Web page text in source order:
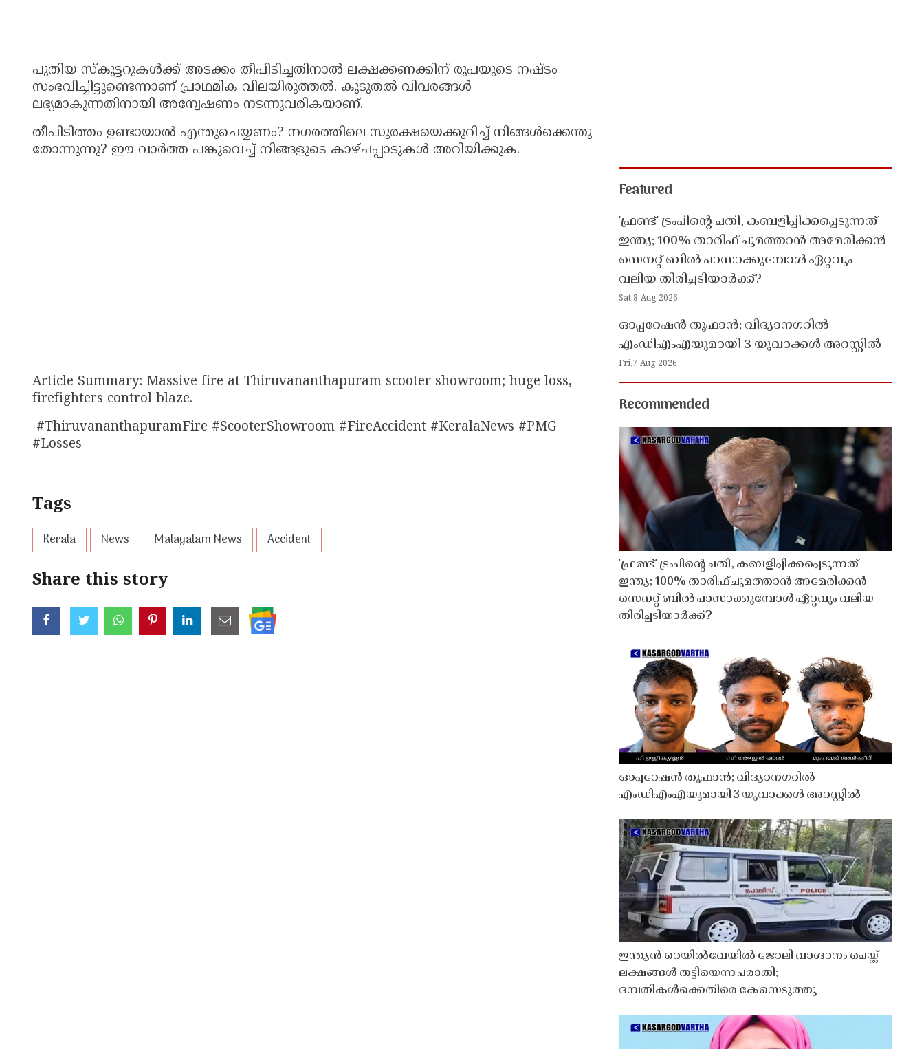
പുതിയ സ്കൂട്ടറുകൾക്ക് അടക്കം തീപിടിച്ചതിനാൽ ലക്ഷക്കണക്കിന് രൂപയുടെ നഷ്ടം
സംഭവിച്ചിട്ടുണ്ടെന്നാണ് പ്രാഥമിക വിലയിരുത്തൽ. കൂടുതൽ വിവരങ്ങൾ
ലഭ്യമാകുന്നതിനായി അന്വേഷണം നടന്നുവരികയാണ്.
തീപിടിത്തം ഉണ്ടായാൽ എന്തുചെയ്യണം? നഗരത്തിലെ സുരക്ഷയെക്കുറിച്ച് നിങ്ങൾക്കെന്തു
തോന്നുന്നു? ഈ വാർത്ത പങ്കുവെച്ച് നിങ്ങളുടെ കാഴ്ചപ്പാടുകൾ അറിയിക്കുക.
Article Summary: Massive fire at Thiruvananthapuram scooter showroom; huge loss,
firefighters control blaze.
#ThiruvananthapuramFire #ScooterShowroom #FireAccident #KeralaNews #PMG
#Losses
Tags
Kerala News Malayalam News Accident
Share this story
Featured
'ഫ്രണ്ട്' ട്രംപിന്റെ ചതി, കബളിപ്പിക്കപ്പെടുന്നത്
ഇന്ത്യ; 100% താരിഫ് ചുമത്താൻ അമേരിക്കൻ
സെനറ്റ് ബിൽ പാസാക്കുമ്പോൾ ഏറ്റവും
വലിയ തിരിച്ചടിയാർക്ക്?
Sat,8 Aug 2026
ഓപ്പറേഷൻ തൂഫാൻ; വിദ്യാനഗറിൽ
എംഡിഎംഎയുമായി 3 യുവാക്കൾ അറസ്റ്റിൽ
Fri,7 Aug 2026
Recommended
'ഫ്രണ്ട്' ട്രംപിന്റെ ചതി, കബളിപ്പിക്കപ്പെടുന്നത്
ഇന്ത്യ; 100% താരിഫ് ചുമത്താൻ അമേരിക്കൻ
സെനറ്റ് ബിൽ പാസാക്കുമ്പോൾ ഏറ്റവും വലിയ
തിരിച്ചടിയാർക്ക്?
ഓപ്പറേഷൻ തൂഫാൻ; വിദ്യാനഗറിൽ
എംഡിഎംഎയുമായി 3 യുവാക്കൾ അറസ്റ്റിൽ
ഇന്ത്യൻ റെയിൽവേയിൽ ജോലി വാഗ്ദാനം ചെയ്ത്
ലക്ഷങ്ങൾ തട്ടിയെന്ന പരാതി;
ദമ്പതികൾക്കെതിരെ കേസെടുത്തു